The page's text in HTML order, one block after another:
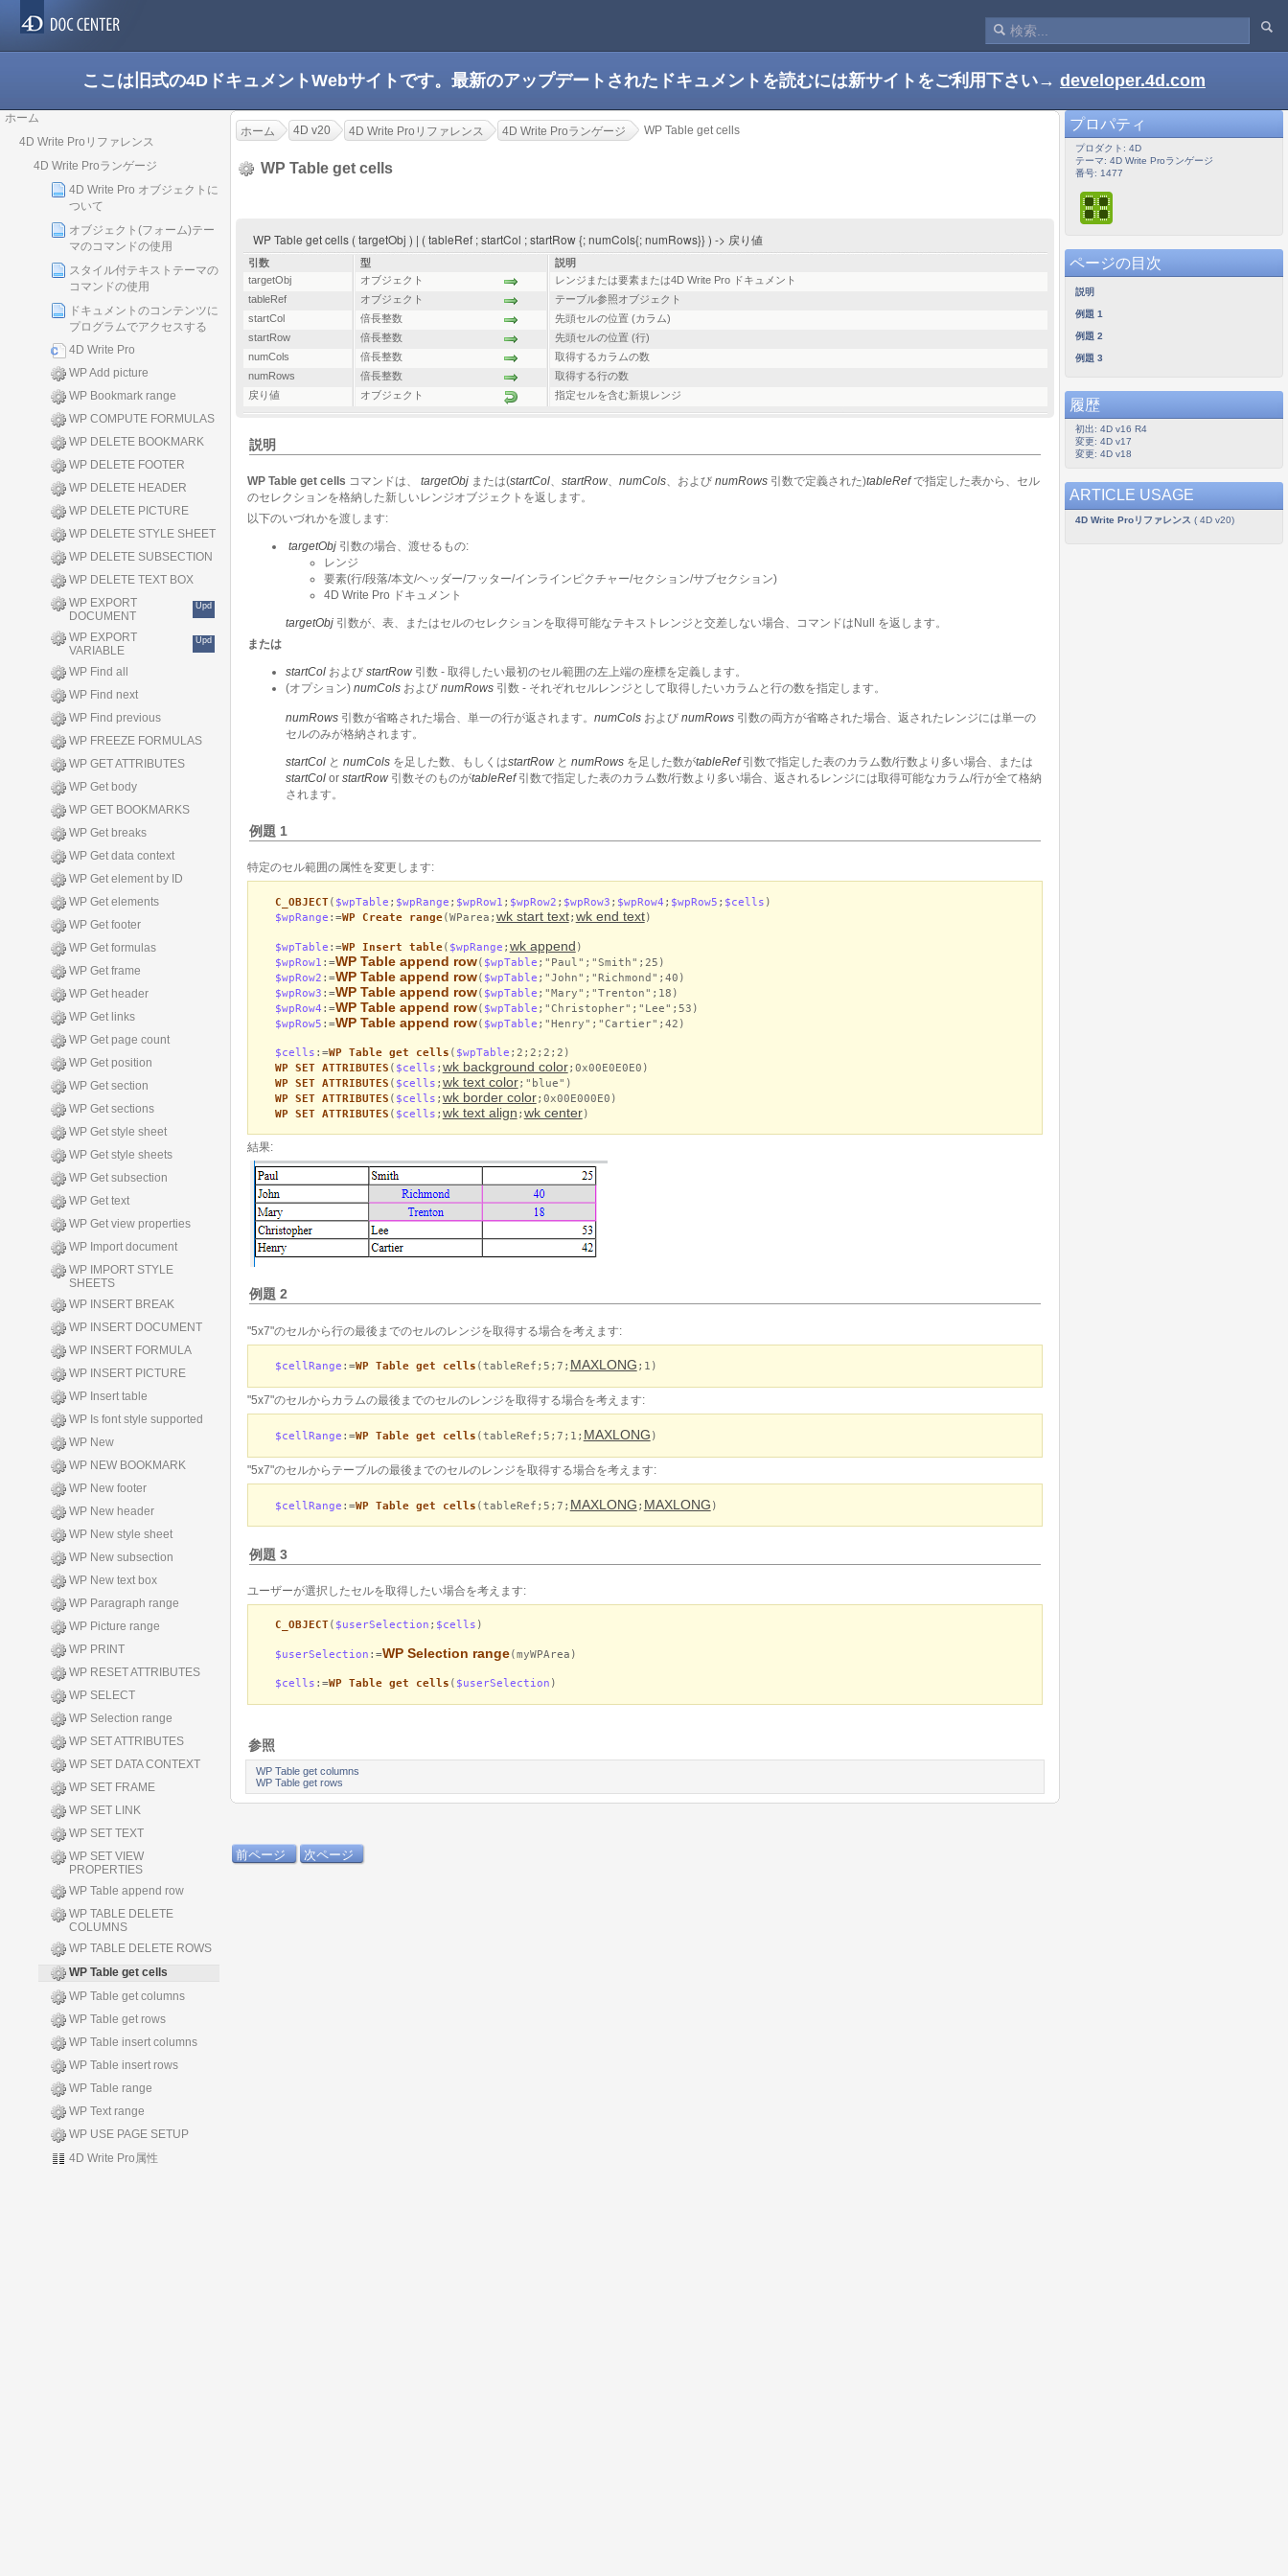
ここは旧式の4DドキュメントWebサイトです。最新のアップデートされたドキュメントを読むには新サイトをご利用下さい→ developer.4d.com
ホーム
4D Write Proリファレンス
4D Write Proランゲージ
4D Write Pro オブジェクトに
ついて
オブジェクト(フォーム)テー
マのコマンドの使用
スタイル付テキストテーマの
コマンドの使用
ドキュメントのコンテンツに
プログラムでアクセスする
4D Write Pro
WP Add picture
WP Bookmark range
WP COMPUTE FORMULAS
WP DELETE BOOKMARK
WP DELETE FOOTER
WP DELETE HEADER
WP DELETE PICTURE
WP DELETE STYLE SHEET
WP DELETE SUBSECTION
WP DELETE TEXT BOX
WP EXPORT
DOCUMENT
Upd
WP EXPORT
VARIABLE
Upd
WP Find all
WP Find next
WP Find previous
WP FREEZE FORMULAS
WP GET ATTRIBUTES
WP Get body
WP GET BOOKMARKS
WP Get breaks
WP Get data context
WP Get element by ID
WP Get elements
WP Get footer
WP Get formulas
WP Get frame
WP Get header
WP Get links
WP Get page count
WP Get position
WP Get section
WP Get sections
WP Get style sheet
WP Get style sheets
WP Get subsection
WP Get text
WP Get view properties
WP Import document
WP IMPORT STYLE
SHEETS
WP INSERT BREAK
WP INSERT DOCUMENT
WP INSERT FORMULA
WP INSERT PICTURE
WP Insert table
WP Is font style supported
WP New
WP NEW BOOKMARK
WP New footer
WP New header
WP New style sheet
WP New subsection
WP New text box
WP Paragraph range
WP Picture range
WP PRINT
WP RESET ATTRIBUTES
WP SELECT
WP Selection range
WP SET ATTRIBUTES
WP SET DATA CONTEXT
WP SET FRAME
WP SET LINK
WP SET TEXT
WP SET VIEW
PROPERTIES
WP Table append row
WP TABLE DELETE
COLUMNS
WP TABLE DELETE ROWS
WP Table get cells
WP Table get columns
WP Table get rows
WP Table insert columns
WP Table insert rows
WP Table range
WP Text range
WP USE PAGE SETUP
4D Write Pro属性
ホーム 4D v20 4D Write Proリファレンス 4D Write Proランゲージ WP Table get cells
WP Table get cells
WP Table get cells ( targetObj ) | ( tableRef ; startCol ; startRow {; numCols{; numRows}} ) -> 戻り値
引数 型
説明
targetObj
オブジェクト
レンジまたは要素または4D Write Pro ドキュメント
tableRef
オブジェクト
テーブル参照オブジェクト
startCol
倍長整数
先頭セルの位置 (カラム)
startRow
倍長整数
先頭セルの位置 (行)
numCols
倍長整数
取得するカラムの数
numRows
倍長整数
取得する行の数
戻り値
オブジェクト 指定セルを含む新規レンジ
説明
WP Table get cells コマンドは、 targetObj または(startCol、 startRow、 numCols、および numRows 引数で定義された)tableRefで指定した表から、セル
のセレクションを格納した新しいレンジオブジェクトを返します。
以下のいづれかを渡します:
targetObj 引数の場合、渡せるもの:
レンジ
要素(行/段落/本文/ヘッダー/フッター/インラインピクチャー/セクション/サブセクション)
4D Write Pro ドキュメント
targetObj 引数が、表、またはセルのセレクションを取得可能なテキストレンジと交差しない場合、コマンドはNull を返します。
または
startCol および startRow 引数 - 取得したい最初のセル範囲の左上端の座標を定義します。
(オプション) numCols および numRows 引数 - それぞれセルレンジとして取得したいカラムと行の数を指定します。
numRows 引数が省略された場合、単一の行が返されます。 numCols および numRows 引数の両方が省略された場合、返されたレンジには単一の
セルのみが格納されます。
startCol と numCols を足した数、もしくはstartRow と numRows を足した数がtableRef引数で指定した表のカラム数/行数より多い場合、または
startCol or startRow 引数そのものがtableRef引数で指定した表のカラム数/行数より多い場合、返されるレンジには取得可能なカラム/行が全て格納
されます。
例題 1
特定のセル範囲の属性を変更します:
C_OBJECT( $wpTable ; $wpRange ; $wpRow1 ; $wpRow2 ; $wpRow3 ; $wpRow4 ; $wpRow5 ; $cells )
$wpRange :=WP Create range(WParea; wk start text; wk end text)
$wpTable :=WP Insert table( $wpRange ; wk append )
$wpRow1 :=WP Table append row( $wpTable ;"Paul";"Smith";25)
$wpRow2 :=WP Table append row( $wpTable ;"John";"Richmond";40)
$wpRow3 :=WP Table append row( $wpTable ;"Mary";"Trenton";18)
$wpRow4 :=WP Table append row( $wpTable ;"Christopher";"Lee";53)
$wpRow5 :=WP Table append row( $wpTable ;"Henry";"Cartier";42)
$cells :=WP Table get cells ( $wpTable ;2;2;2;2)
WP SET ATTRIBUTES ( $cells ; wk background color;0x00E0E0E0)
WP SET ATTRIBUTES ( $cells ; wk text color;"blue")
WP SET ATTRIBUTES ( $cells ; wk border color;0x00E000E0)
WP SET ATTRIBUTES ( $cells ; wk text align ; wk center)
結果:
例題 2
"5x7"のセルから行の最後までのセルのレンジを取得する場合を考えます:
$cellRange :=WP Table get cells (tableRef;5;7; MAXLONG ;1)
"5x7"のセルからカラムの最後までのセルのレンジを取得する場合を考えます:
$cellRange :=WP Table get cells (tableRef;5;7;1; MAXLONG )
"5x7"のセルからテーブルの最後までのセルのレンジを取得する場合を考えます:
$cellRange :=WP Table get cells (tableRef;5;7; MAXLONG ; MAXLONG )
例題 3
ユーザーが選択したセルを取得したい場合を考えます:
C_OBJECT( $userSelection ; $cells )
$userSelection :=WP Selection range(myWPArea)
$cells :=WP Table get cells ( $userSelection )
参照
WP Table get columns
WP Table get rows
前ページ 次ページ
プロパティ
プロダクト: 4D
テーマ: 4D Write Proランゲージ
番号: 1477
ページの目次
説明
例題 1
例題 2
例題 3
履歴
初出: 4D v16 R4
変更: 4D v17
変更: 4D v18
ARTICLE USAGE
4D Write Proリファレンス ( 4D v20)